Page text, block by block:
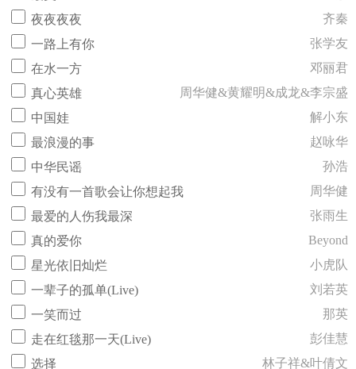
夜夜夜夜
齐秦
一路上有你
张学友
在水一方
邓丽君
真心英雄
周华健&黄耀明&成龙&李宗盛
中国娃
解小东
最浪漫的事
赵咏华
中华民谣
孙浩
有没有一首歌会让你想起我
周华健
最爱的人伤我最深
张雨生
真的爱你
Beyond
星光依旧灿烂
小虎队
一辈子的孤单(Live)
刘若英
一笑而过
那英
走在红毯那一天(Live)
彭佳慧
选择
林子祥&叶倩文